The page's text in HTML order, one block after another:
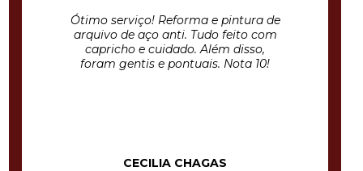
Ótimo serviço! Reforma e pintura de
arquivo de aço anti. Tudo feito com
capricho e cuidado. Além disso,
foram gentis e pontuais. Nota 10!
CECILIA CHAGAS